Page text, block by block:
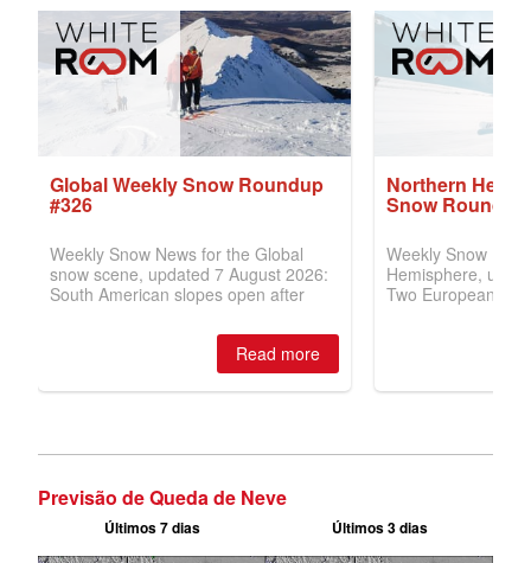
Previsão de Queda de Neve
Últimos 7 dias Últimos 3 dias